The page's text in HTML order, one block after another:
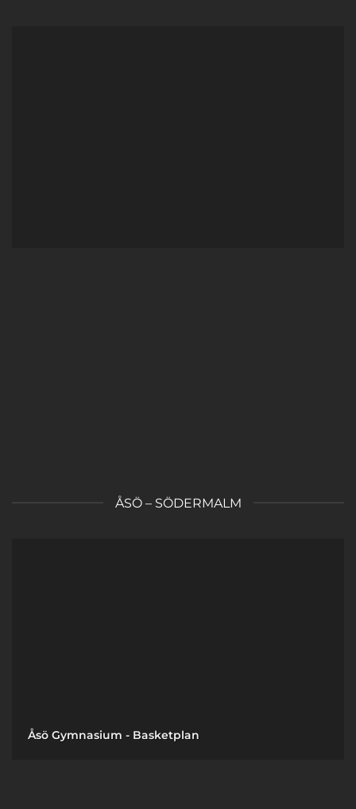
ÅSÖ – SÖDERMALM
Åsö Gymnasium - Basketplan